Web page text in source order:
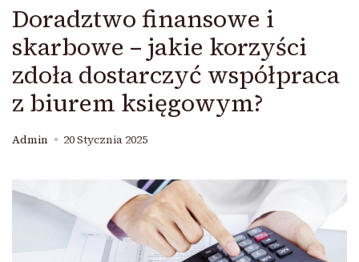
Doradztwo finansowe i
skarbowe – jakie korzyści
zdoła dostarczyć współpraca
z biurem księgowym?
Admin 20 Stycznia 2025